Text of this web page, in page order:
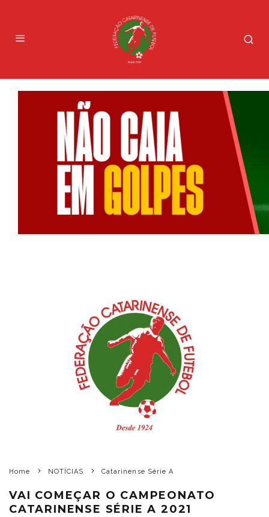
Home NOTÍCIAS Catarinense Série A
VAI COMEÇAR O CAMPEONATO
CATARINENSE SÉRIE A 2021